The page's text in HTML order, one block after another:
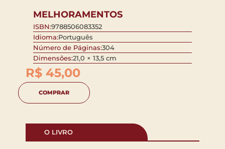
MELHORAMENTOS
ISBN:9788506083352
Idioma:Português
Número de Páginas:304
Dimensões:21,0 × 13,5 cm
R$ 45,00
COMPRAR
O LIVRO